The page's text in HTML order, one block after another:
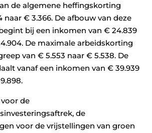
de algemene heffingskorting
naar € 3.366. De afbouw van deze
bij een inkomen van € 24.839
De maximale arbeidskorting
van € 5.553 naar € 5.538. De
vanaf een inkomen van € 39.939
de
de
voor de vrijstellingen van groen